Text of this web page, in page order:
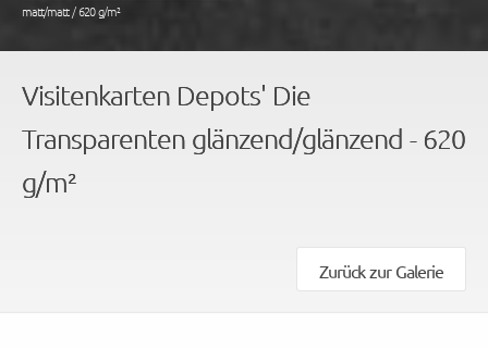
matt/matt / 620 g/m²
Visitenkarten Depots' Die
Transparenten glänzend/glänzend - 620
g/m²
Zurück zur Galerie